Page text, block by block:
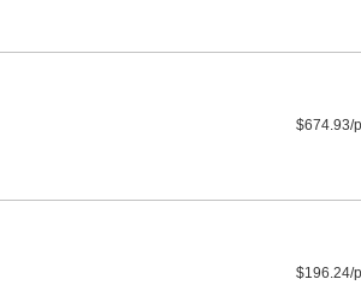
$674.93/
$196.24/